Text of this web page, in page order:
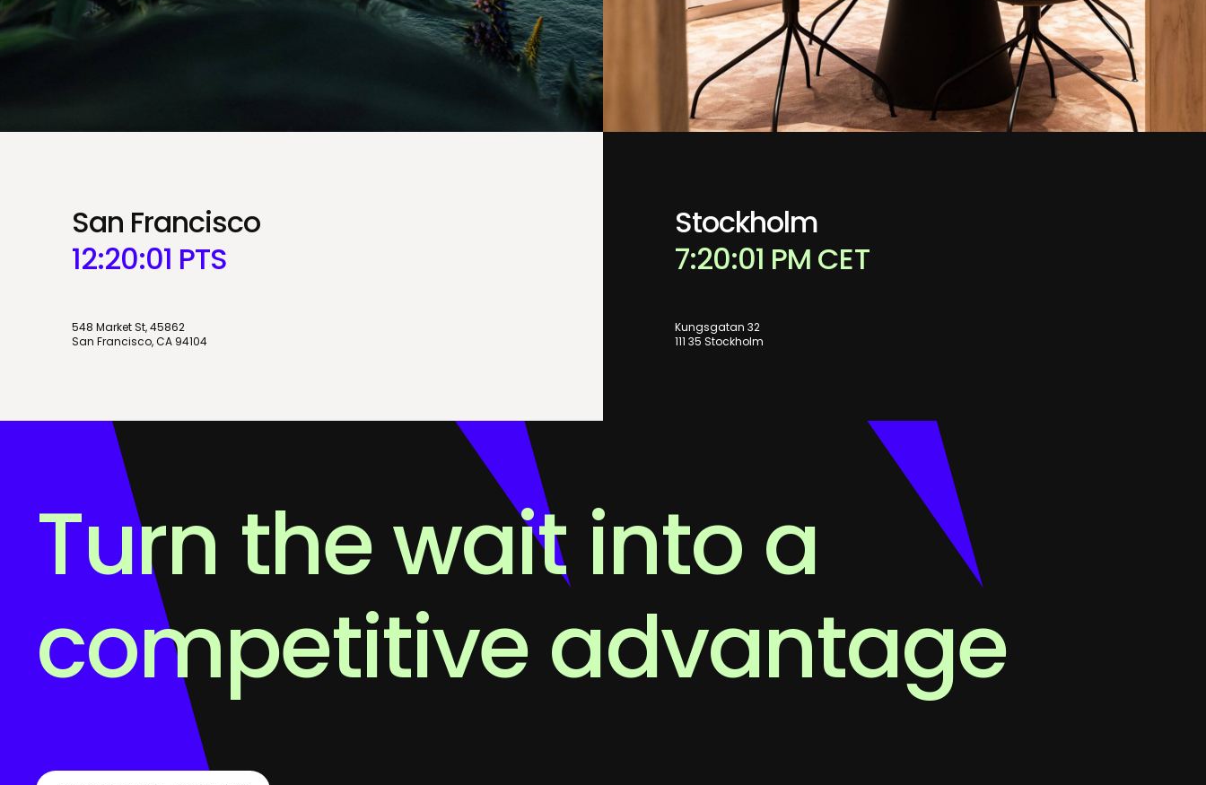
San Francisco
12:20:01 PTS
548 Market St, 45862
San Francisco, CA 94104
Stockholm
7:20:01 PM CET
Kungsgatan 32
111 35 Stockholm
Turn the wait into a
competitive advantage